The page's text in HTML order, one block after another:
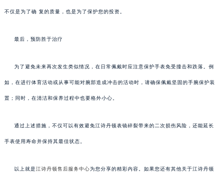
不仅是为了确 复的质量，也是为了保护您的投资。
最后，预防胜于治疗
为了避免未来再次发生类似情况，在日常佩戴时应注意保护手表免受撞击和跌落。例
如，在进行体育活动或从事可能对腕部造成冲击的活动时，请确保佩戴坚固的手腕保护装
置；同时，在清洁和保养过程中也要格外小心。
通过上述措施，不仅可以有效避免江诗丹顿表镜碎裂带来的二次损伤风险，还能延长
手表使用寿命并保持其最佳状态。
以上就是江诗丹顿售后服务中心为您分享的精彩内容。如果您还有其他关于江诗丹顿